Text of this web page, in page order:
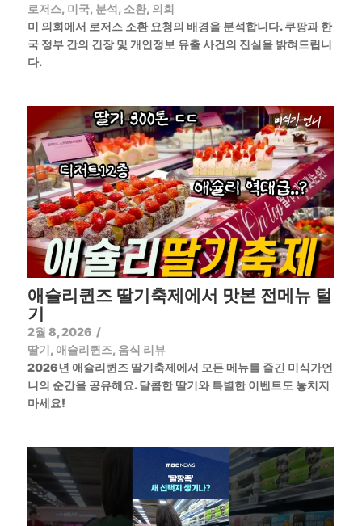
로저스, 미국, 분석, 소환, 의회
미 의회에서 로저스 소환 요청의 배경을 분석합니다. 쿠팡과 한
국 정부 간의 긴장 및 개인정보 유출 사건의 진실을 밝혀드립니
다.
애슐리퀸즈 딸기축제에서 맛본 전메뉴 털
기
2월 8, 2026 /
딸기, 애슐리퀸즈, 음식 리뷰
2026년 애슐리퀸즈 딸기축제에서 모든 메뉴를 즐긴 미식가언
니의 순간을 공유해요. 달콤한 딸기와 특별한 이벤트도 놓치지
마세요!